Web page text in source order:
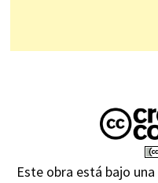
Este obra está bajo una